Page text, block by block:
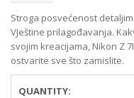
Stroga posvećenost
VJeštine prilagođavanja.
svojim kreacijama, Nikon Z
ostvarite sve što zamislite.
QUANTITY: